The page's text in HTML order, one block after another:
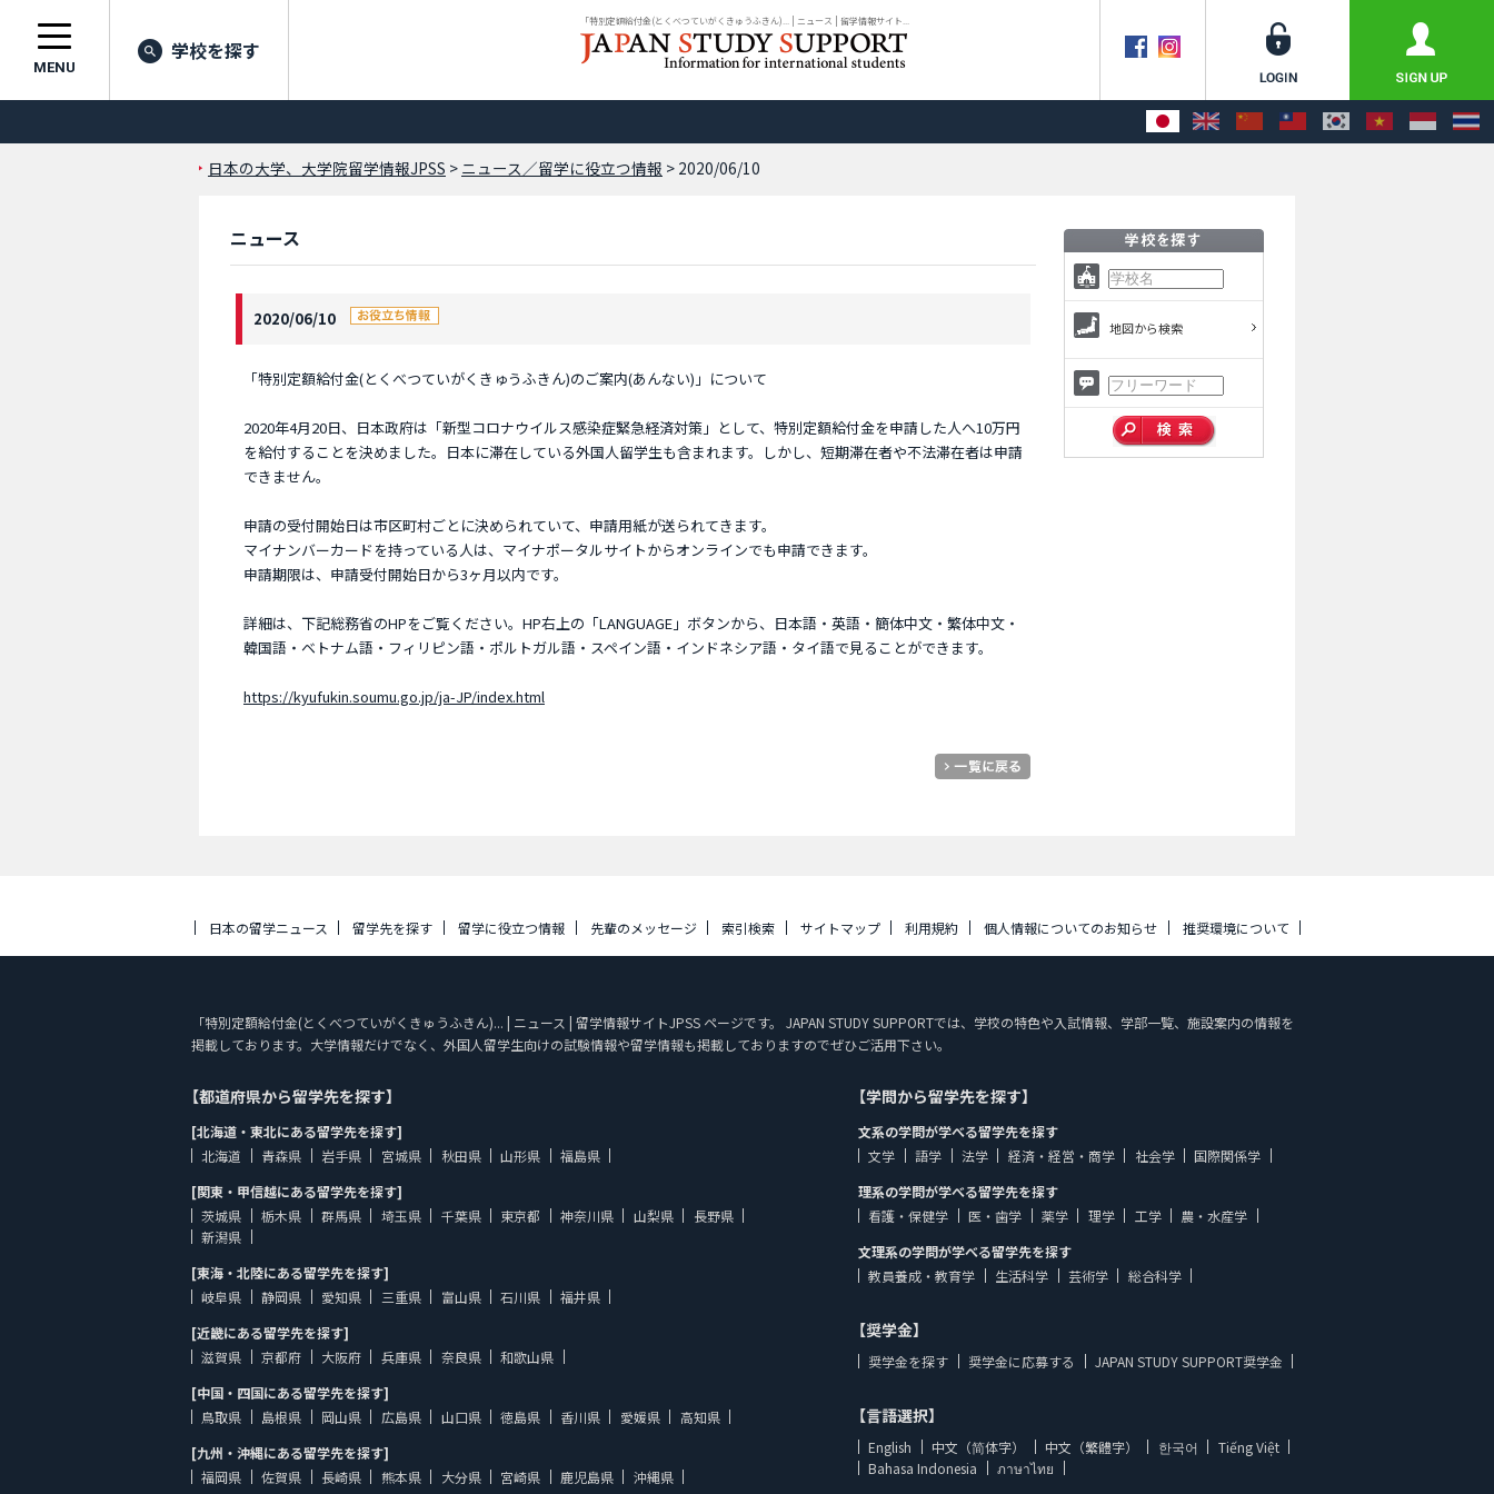
「特別定額給付金(とくべつていがくきゅうふきん)... | ニュース | 留学情報サイト...
MENU
学校を探す
日本の大学、大学院留学情報JPSS > ニュース／留学に役立つ情報 > 2020/06/10
ニュース
2020/06/10
「特別定額給付金(とくべつていがくきゅうふきん)のご案内(あんない)」について
2020年4月20日、日本政府は「新型コロナウイルス感染症緊急経済対策」として、特別定額給付金を申請した人へ10万円
を給付することを決めました。日本に滞在している外国人留学生も含まれます。しかし、短期滞在者や不法滞在者は申請
できません。
申請の受付開始日は市区町村ごとに決められていて、申請用紙が送られてきます。
マイナンバーカードを持っている人は、マイナポータルサイトからオンラインでも申請できます。
申請期限は、申請受付開始日から3ヶ月以内です。
詳細は、下記総務省のHPをご覧ください。HP右上の「LANGUAGE」ボタンから、日本語・英語・簡体中文・繁体中文・
韓国語・ベトナム語・フィリピン語・ポルトガル語・スペイン語・インドネシア語・タイ語で見ることができます。
https://kyufukin.soumu.go.jp/ja-JP/index.html
地図から検索
日本の留学ニュース 留学先を探す 留学に役立つ情報 先輩のメッセージ 索引検索 サイトマップ 利用規約 個人情報についてのお知らせ 推奨環境について
「特別定額給付金(とくべつていがくきゅうふきん)... | ニュース | 留学情報サイトJPSS ページです。 JAPAN STUDY SUPPORTでは、学校の特色や入試情報、学部一覧、施設案内の情報を
掲載しております。大学情報だけでなく、外国人留学生向けの試験情報や留学情報も掲載しておりますのでぜひご活用下さい。
【都道府県から留学先を探す】
[北海道・東北にある留学先を探す]
北海道
青森県 岩手県 宮城県 秋田県 山形県
福島県
[関東・甲信越にある留学先を探す]
茨城県
栃木県 群馬県 埼玉県 千葉県 東京都 神奈川県 山梨県
長野県
新潟県
[東海・北陸にある留学先を探す]
岐阜県
静岡県 愛知県 三重県 富山県 石川県
福井県
[近畿にある留学先を探す]
滋賀県
京都府 大阪府 兵庫県 奈良県
和歌山県
[中国・四国にある留学先を探す]
鳥取県
島根県 岡山県 広島県 山口県 徳島県 香川県 愛媛県
高知県
[九州・沖縄にある留学先を探す]
福岡県
佐賀県 長崎県 熊本県 大分県 宮崎県 鹿児島県 沖縄県
【学問から留学先を探す】
文系の学問が学べる留学先を探す
文学
語学 法学 経済・経営・商学 社会学
国際関係学
理系の学問が学べる留学先を探す
看護・保健学
医・歯学 薬学 理学 工学
農・水産学
文理系の学問が学べる留学先を探す
教員養成・教育学
生活科学 芸術学 総合科学
【奨学金】
奨学金を探す 奨学金に応募する JAPAN STUDY SUPPORT奨学金
【言語選択】
English 中文（简体字） 中文（繁體字） 한국어
Tiếng Việt
Bahasa Indonesia
ภาษาไทย